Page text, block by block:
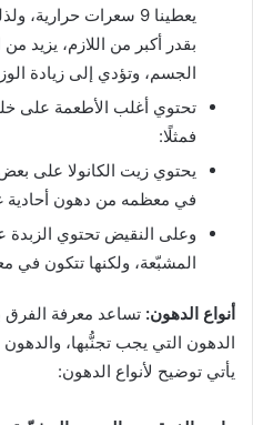
يعطينا 9 سعرات
بقدر أكبر من اللازم، يزيد
الجسم، وتؤدي إلى زيادة
تحتوي أغلب الأطعمة على
فمثلًا:
يحتوي زيت الكانولا على
في معظمه من دهون أحادية
وعلى النقيض تحتوي الزبدة
المشبّعة، ولكنها تتكون
أنواع الدهون: تساعد معرفة الفرق
الدهون التي يجب تجنُّبها، والدهون
يأتي توضيح لأنواع الدهون: